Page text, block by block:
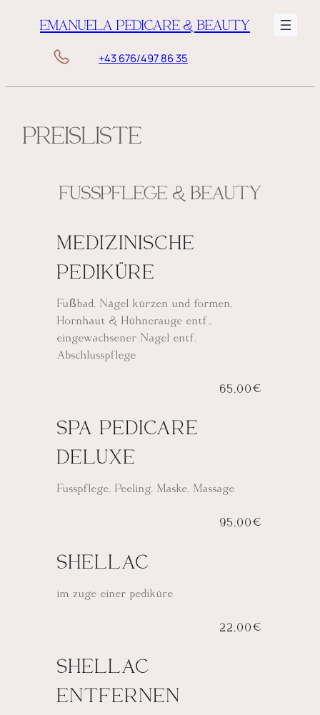
EMANUELA PEDICARE & BEAUTY
+43 676/497 86 35
PREISLISTE
FUSSPFLEGE & BEAUTY
MEDIZINISCHE
PEDIKÜRE
Fußbad, Nägel kürzen und formen,
Hornhaut & Hühnerauge entf.,
eingewachsener Nagel entf.
Abschlusspflege
65,00€
SPA PEDICARE
DELUXE
Fusspflege, Peeling, Maske, Massage
95,00€
SHELLAC
im zuge einer pediküre
22,00€
SHELLAC
ENTFERNEN